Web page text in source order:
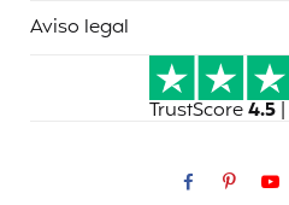
Aviso legal
TrustScore4.5